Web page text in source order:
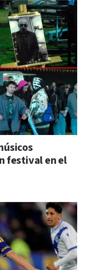
festival en el